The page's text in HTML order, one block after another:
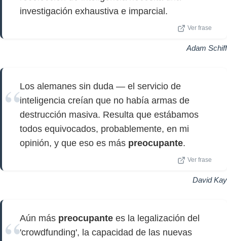
investigación exhaustiva e imparcial.
Ver frase
Adam Schiff
Los alemanes sin duda — el servicio de
inteligencia creían que no había armas de
destrucción masiva. Resulta que estábamos
todos equivocados, probablemente, en mi
opinión, y que eso es más preocupante.
Ver frase
David Kay
Aún más preocupante es la legalización del
'crowdfunding', la capacidad de las nuevas